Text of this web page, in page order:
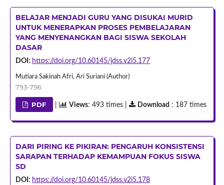
BELAJAR MENJADI GURU YANG DISUKAI MURID
UNTUK MENERAPKAN PROSES PEMBELAJARAN
YANG MENYENANGKAN BAGI SISWA SEKOLAH
DASAR
DOI: https://doi.org/10.60145/jdss.v2i5.177
Mutiara Sakinah Afri, Ari Suriani (Author)
793-796
PDF Views: 493 times | Download : 187 times
DARI PIRING KE PIKIRAN: PENGARUH KONSISTENSI
SARAPAN TERHADAP KEMAMPUAN FOKUS SISWA
SD
DOI: https://doi.org/10.60145/jdss.v2i5.178